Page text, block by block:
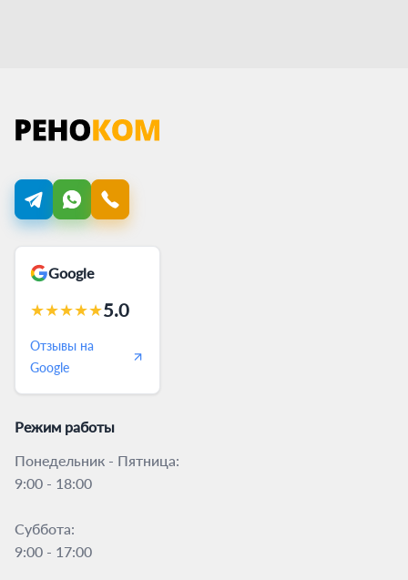
Google
★★★★★5.0
Отзывы на
Google
Режим работы
Понедельник - Пятница:
9:00 - 18:00
Суббота:
9:00 - 17:00